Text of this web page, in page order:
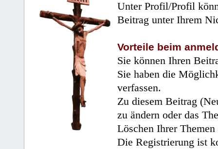
Unter Profil/Profil
Beitrag unter Ihrem
Vorteile beim
Sie können Ihren
Sie haben die
verfassen.
Zu diesem Beitrag
zu ändern oder das
Löschen Ihrer
Die Registrierung ist